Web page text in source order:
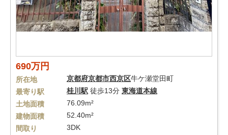
690万円
所在地 京都府京都市西京区牛ケ瀬堂田町
最寄り駅
桂川駅 徒歩13分 東海道本線
土地面積
76.09m²
建物面積
52.40m²
間取り
3DK